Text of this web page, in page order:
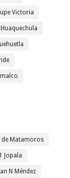
Victoria
de Matamoros
Jopala
N Méndez